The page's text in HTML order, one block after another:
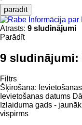
parādīt
Informācija par
Atrasts: 9 sludinājumi
Parādīt
9 sludinājumi:
Filtrs
Šķirošana:
Ievietošanas datums
Izlaiduma gads -
vispirms